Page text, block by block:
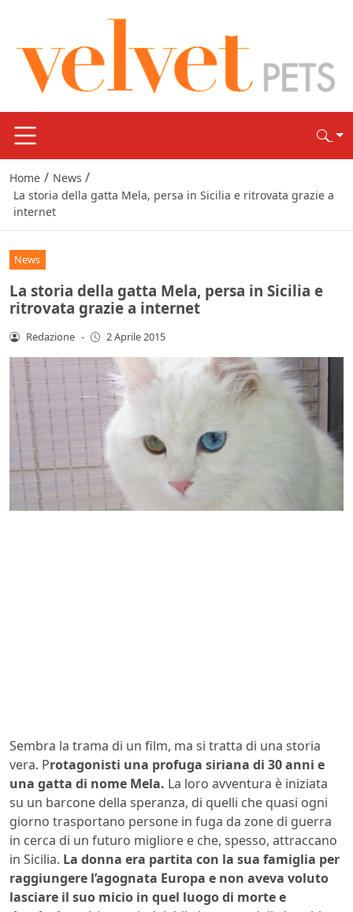
Home / News /
La storia della gatta Mela, persa in Sicilia e ritrovata grazie a
internet
News
La storia della gatta Mela, persa in Sicilia e
ritrovata grazie a internet
Redazione - 2 Aprile 2015
Sembra la trama di un film, ma si tratta di una storia
vera. Protagonisti una profuga siriana di 30 anni e
una gatta di nome Mela. La loro avventura è iniziata
su un barcone della speranza, di quelli che quasi ogni
giorno trasportano persone in fuga da zone di guerra
in cerca di un futuro migliore e che, spesso, attraccano
in Sicilia. La donna era partita con la sua famiglia per
raggiungere l’agognata Europa e non aveva voluto
lasciare il suo micio in quel luogo di morte e